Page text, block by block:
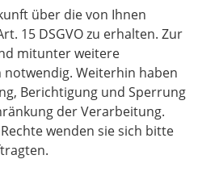
über die von Ihnen
15 DSGVO zu erhalten. Zur
mitunter weitere
Weiterhin haben
Berichtigung und Sperrung
der Verarbeitung.
wenden sie sich bitte